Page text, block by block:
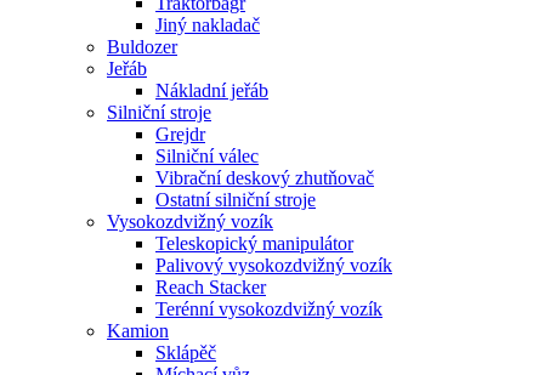
Jiný nakladač
Buldozer
Jeřáb
Nákladní jeřáb
Silniční stroje
Grejdr
Silniční válec
Vibrační deskový zhutňovač
Ostatní silniční stroje
Vysokozdvižný vozík
Teleskopický manipulátor
Palivový vysokozdvižný vozík
Reach Stacker
Terénní vysokozdvižný vozík
Kamion
Sklápěč